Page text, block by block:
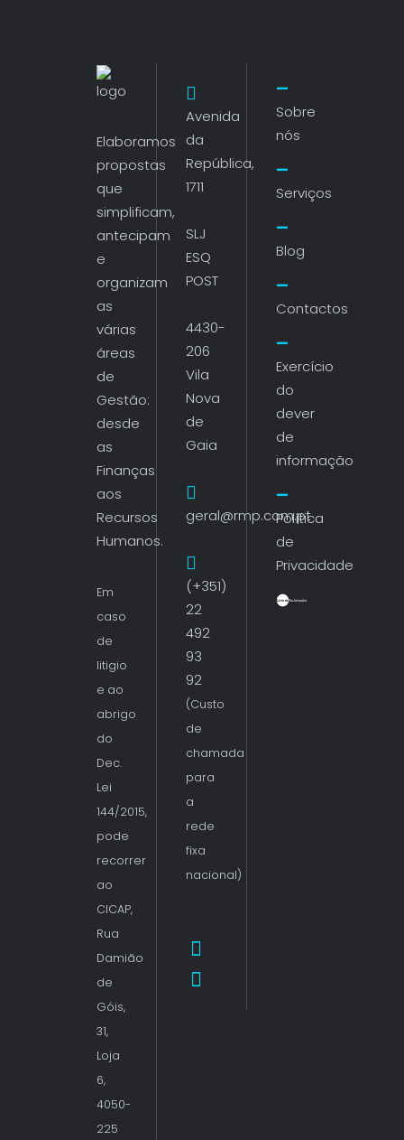
Elaboramos
propostas
que
simplificam,
antecipam
e
organizam
as
várias
áreas
de
Gestão:
desde
as
Finanças
aos
Recursos
Humanos.
Em
caso
de
litigio
e ao
abrigo
do
Dec.
Lei
144/2015,
pode
recorrer
ao
CICAP,
Rua
Damião
de
Góis,
31,
Loja
6,
4050-
225
Avenida
da
República,
1711
SLJ
ESQ
POST
4430-
206
Vila
Nova
de
Gaia
geral@rmp.com.pt
(+351)
22
492
93
92
(Custo
de
chamada
para
a
rede
fixa
nacional)
Sobre
nós
Serviços
Blog
Contactos
Exercício
do
dever
de
informação
Política
de
Privacidade